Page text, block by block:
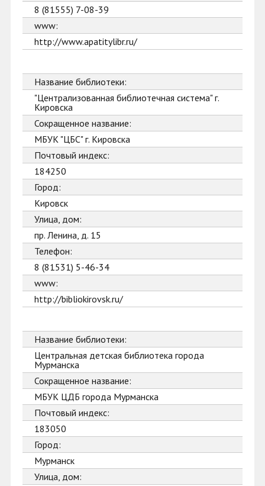
8 (81555) 7-08-39
www:
http://www.apatitylibr.ru/
Название библиотеки:
"Централизованная библиотечная система" г.
Кировска
Сокращенное название:
МБУК "ЦБС" г. Кировска
Почтовый индекс:
184250
Город:
Кировск
Улица, дом:
пр. Ленина, д. 15
Телефон:
8 (81531) 5-46-34
www:
http://bibliokirovsk.ru/
Название библиотеки:
Центральная детская библиотека города
Мурманска
Сокращенное название:
МБУК ЦДБ города Мурманска
Почтовый индекс:
183050
Город:
Мурманск
Улица, дом: